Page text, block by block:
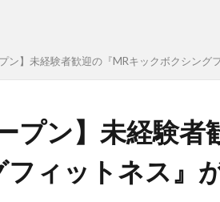
】未経験者歓迎の『MRキックボクシング
プン】未経験者
ィットネス』